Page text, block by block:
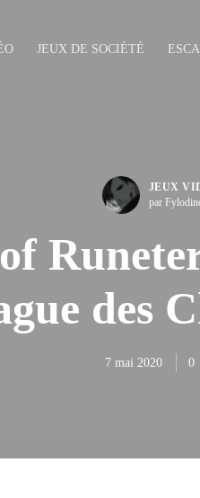
JEUX DE SOCIÉTÉ
JEUX
par
des
7 mai 2020 0